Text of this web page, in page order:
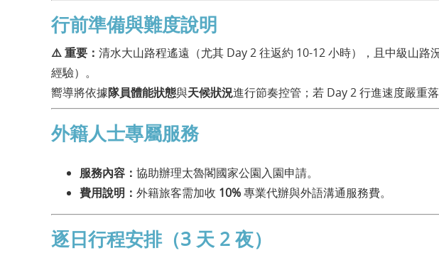
行前準備與難度說明
⚠️ 重要： 清水大山路程遙遠（尤其 Day 2 往返約 10-12 小時），且中級山路
經驗）。
嚮導將依據隊員體能狀態與天候狀況進行節奏控管；若 Day 2 行進速度嚴重
外籍人士專屬服務
服務內容： 協助辦理太魯閣國家公園入園申請。
費用說明： 外籍旅客需加收 10%專業代辦與外語溝通服務費。
逐日行程安排（3 天 2 夜）